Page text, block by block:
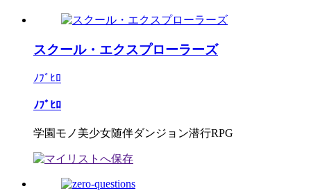
スクール・エクスプローラーズ
ﾉﾌﾞﾋﾛ
ﾉﾌﾞﾋﾛ
学園モノ美少女随伴ダンジョン潜行RPG